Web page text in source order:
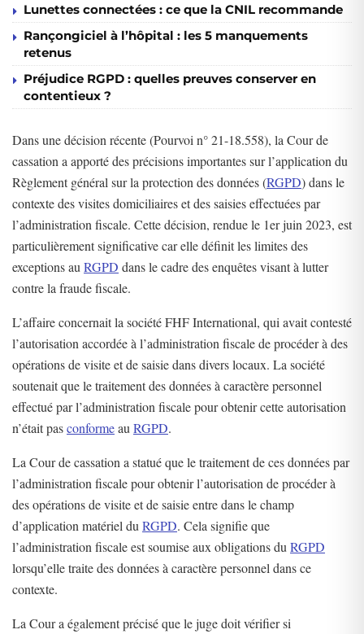
Lunettes connectées : ce que la CNIL recommande
Rançongiciel à l’hôpital : les 5 manquements
retenus
Préjudice RGPD : quelles preuves conserver en
contentieux ?
Dans une décision récente (Pourvoi n° 21-18.558), la Cour de
cassation a apporté des précisions importantes sur l’application du
Règlement général sur la protection des données (RGPD) dans le
contexte des visites domiciliaires et des saisies effectuées par
l’administration fiscale. Cette décision, rendue le 1er juin 2023, est
particulièrement significative car elle définit les limites des
exceptions au RGPD dans le cadre des enquêtes visant à lutter
contre la fraude fiscale.
L’affaire concernait la société FHF International, qui avait contesté
l’autorisation accordée à l’administration fiscale de procéder à des
opérations de visite et de saisie dans divers locaux. La société
soutenait que le traitement des données à caractère personnel
effectué par l’administration fiscale pour obtenir cette autorisation
n’était pasconformeau RGPD.
La Cour de cassation a statué que le traitement de ces données par
l’administration fiscale pour obtenir l’autorisation de procéder à
des opérations de visite et de saisie entre dans le champ
d’application matériel du RGPD. Cela signifie que
l’administration fiscale est soumise aux obligations du RGPD
lorsqu’elle traite des données à caractère personnel dans ce
contexte.
La Cour a également précisé que le juge doit vérifier si